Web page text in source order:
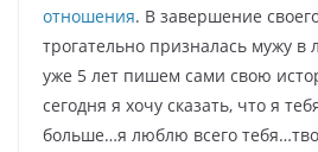
отношения. В завершение
трогательно призналась мужу
уже 5 лет пишем сами свою
сегодня я хочу сказать, что я
больше…я люблю всего